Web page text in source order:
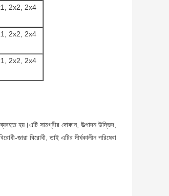
2x2, 2x4
2x2, 2x4
2x2, 2x4
হয়।এটি সামগ্রীর দোকান, উত্পাদন উদ্ভিদ,
জারা বিরোধী, তাই এটির দীর্ঘকালীন পরিষেবা